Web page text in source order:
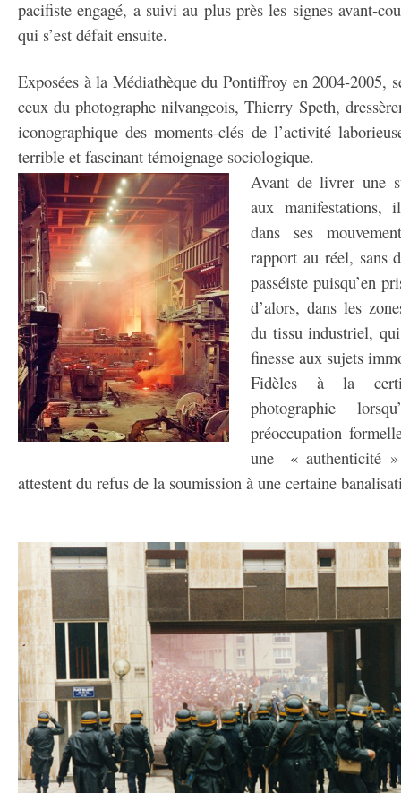
pacifiste engagé, a suivi au plus près les signes avant-
qui s’est défait ensuite.
Exposées à la Médiathèque du Pontiffroy en 2004-2005,
ceux du photographe nilvangeois, Thierry Speth,
iconographique des moments-clés de l’activité
terrible et fascinant témoignage sociologique.
Avant de livrer une
aux manifestations,
dans ses
rapport au réel, sans
passéiste puisqu’en
d’alors, dans les
du tissu industriel,
finesse aux sujets
Fidèles à la
photographie
préoccupation
une « authenticité
attestent du refus de la soumission à une certaine